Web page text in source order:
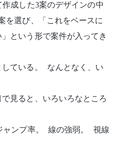
成した3案のデザインの中
を選び、「これをベースに
という形で案件が入ってき
ている。 なんとなく、い
見ると、いろいろなところ
ンプ率。 線の強弱。 視線